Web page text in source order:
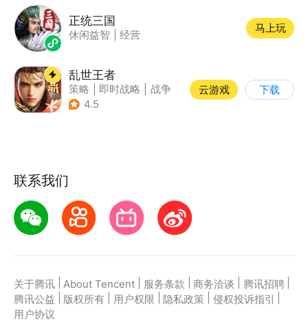
正统三国
休闲益智 经营
马上玩
乱世王者
策略 即时战略
战争
| 中国风
4.5
云游戏 下载
联系我们
关于腾讯 About Tencent 服务条款 商务洽谈 腾讯招聘
腾讯公益
版权所有 用户权限 隐私政策 侵权投诉指引
用户协议